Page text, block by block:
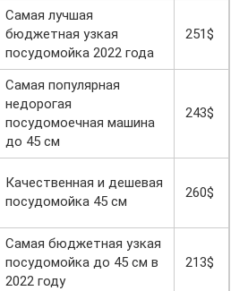
Самая лучшая
бюджетная узкая
посудомойка 2022 года
251$
Самая популярная
недорогая
посудомоечная машина
до 45 см
243$
Качественная и дешевая
посудомойка 45 см
260$
Самая бюджетная узкая
посудомойка до 45 см в
2022 году
213$